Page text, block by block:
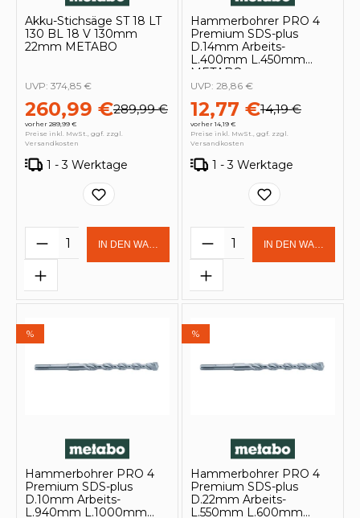
Akku-Stichsäge ST 18 LT
130 BL 18 V 130mm
22mm METABO
260,99 €289,99 €
vorher 289,99 €
UVP: 374,85 €
Preise inkl. MwSt., ggf. zzgl.
Versandkosten
1 - 3 Werktage
Produkt Anzahl: Gib den
IN DEN WARENKORB
Hammerbohrer PRO 4
Premium SDS-plus
D.14mm Arbeits-
L.400mm L.450mm
METABO
12,77 €14,19 €
vorher 14,19 €
UVP: 28,86 €
Preise inkl. MwSt., ggf. zzgl.
Versandkosten
1 - 3 Werktage
Produkt Anzahl:
IN DEN
%
Hammerbohrer PRO 4
Premium SDS-plus
D.10mm Arbeits-
L.940mm L.1000mm
%
Hammerbohrer PRO 4
Premium SDS-plus
D.22mm Arbeits-
L.550mm L.600mm